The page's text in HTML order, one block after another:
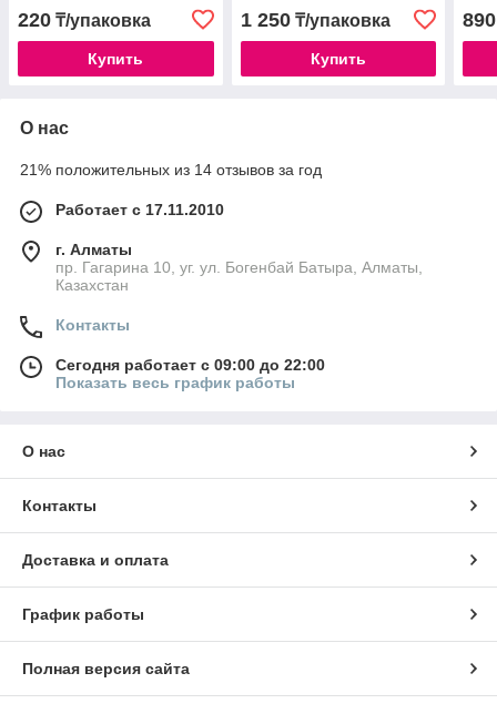
220 ₸/упаковка
Купить
1 250₸/упаковка
Купить
890
О нас
21% положительных из 14 отзывов за год
Работает с 17.11.2010
г. Алматы
пр. Гагарина 10, уг. ул. Богенбай Батыра, Алматы,
Казахстан
Контакты
Сегодня работает с 09:00 до 22:00
Показать весь график работы
О нас
Контакты
Доставка и оплата
График работы
Полная версия сайта